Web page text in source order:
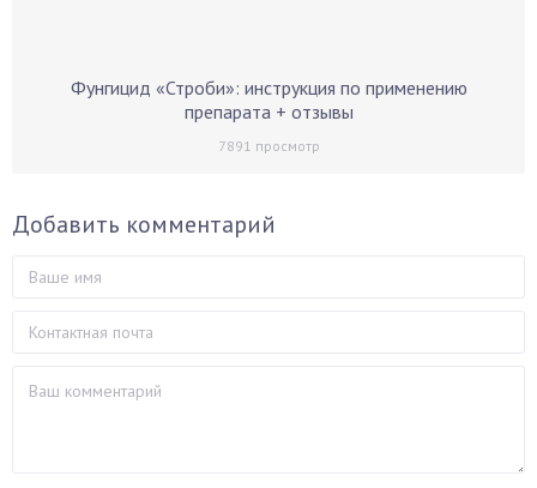
Фунгицид «Строби»: инструкция по применению
препарата + отзывы
7891 просмотр
Добавить комментарий